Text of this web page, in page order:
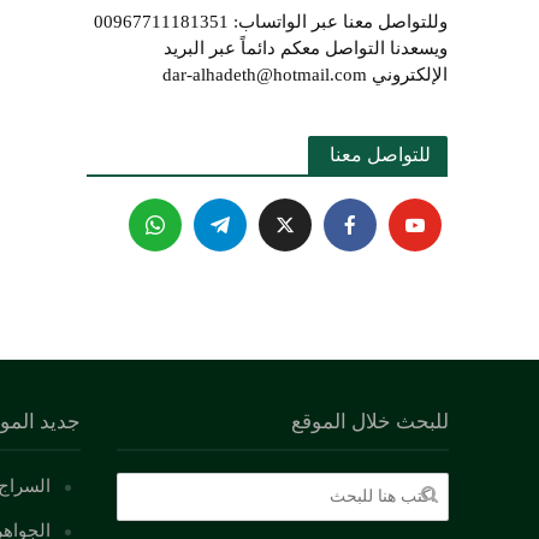
وللتواصل معنا عبر الواتساب: 00967711181351
ويسعدنا التواصل معكم دائماً عبر البريد
الإلكتروني dar-alhadeth@hotmail.com
للتواصل معنا
جديد للبحث خلال الموقع